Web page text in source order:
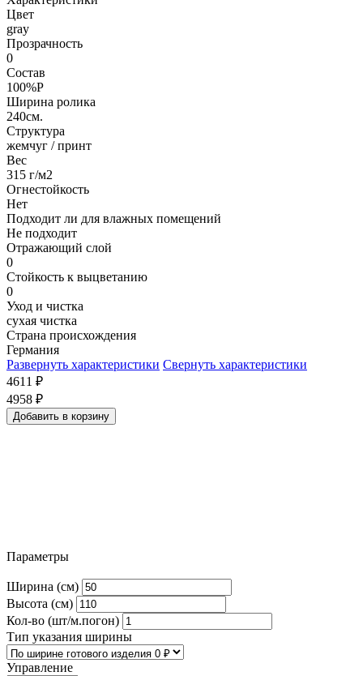
Цвет
gray
Прозрачность
0
Состав
100%P
Ширина ролика
240см.
Структура
жемчуг / принт
Вес
315 г/м2
Огнестойкость
Нет
Подходит ли для влажных помещений
Не подходит
Отражающий слой
0
Стойкость к выцветанию
0
Уход и чистка
сухая чистка
Страна происхождения
Германия
Развернуть характеристики Свернуть характеристики
4611 ₽
4958 ₽
Добавить в корзину
Параметры
Ширина (см)
Высота (см)
Кол-во (шт/м.погон)
Тип указания ширины
Управление